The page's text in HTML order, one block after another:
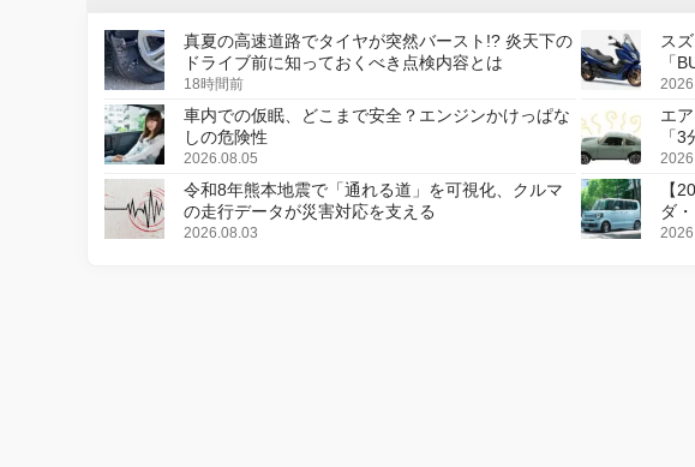
真夏の高速道路でタイヤが突然バースト!? 炎天下の
ドライブ前に知っておくべき点検内容とは
18時間前
ス
「
更
車内での仮眠、どこまで安全？エンジンかけっぱな
しの危険性
2026.08.05
エ
「
令和8年熊本地震で「通れる道」を可視化、クルマ
の走行データが災害対応を支える
2026.08.03
【
ダ